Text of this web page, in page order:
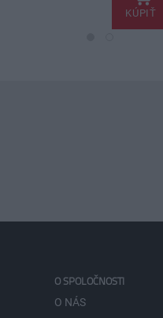
KÚPIŤ
O SPOLOČNOSTI
O NÁS